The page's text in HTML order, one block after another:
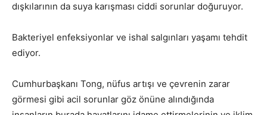
dışkılarının da suya karışması ciddi sorunlar doğuruyor.
Bakteriyel enfeksiyonlar ve ishal salgınları yaşamı tehdit
ediyor.
Cumhurbaşkanı Tong, nüfus artışı ve çevrenin zarar
görmesi gibi acil sorunlar göz önüne alındığında